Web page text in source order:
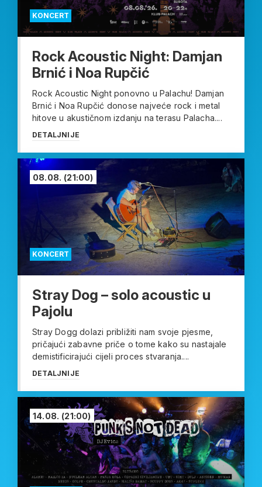
KONCERT
Rock Acoustic Night: Damjan
Brnić i Noa Rupčić
Rock Acoustic Night ponovno u Palachu! Damjan
Brnić i Noa Rupčić donose najveće rock i metal
hitove u akustičnom izdanju na terasu Palacha....
DETALJNIJE
KONCERT
08.08. (21:00)
Stray Dog – solo acoustic u
Pajolu
Stray Dogg dolazi približiti nam svoje pjesme,
pričajući zabavne priče o tome kako su nastajale
demistificirajući cijeli proces stvaranja....
DETALJNIJE
14.08. (21:00)